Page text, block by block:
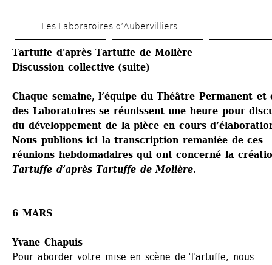
au
contenu
principal
Les Laboratoires d’Aubervilliers
Tartuffe d'après Tartuffe de Molière
Discussion collective (suite)
Chaque semaine, l’équipe du Théâtre Permanent et
des Laboratoires se réunissent une heure pour
du développement de la pièce en cours
Nous publions ici la transcription remaniée de ces
réunions hebdomadaires qui ont concerné la
Tartuffe d’après Tartuffe de Molière.
6 MARS
Yvane Chapuis
Pour aborder votre mise en scène de Tartuffe, nous